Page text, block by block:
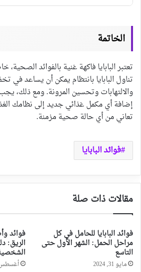
الخاتمة
تعتبر البابايا فاكهة غنية بالفوائد
تناول البابايا بانتظام يمكن أن يساعد في
والالتهابات وتحسين المرونة. ومع ذلك،
إضافة أي مكمل غذائي جديد إلى نظامك
تعاني من أي حالة صحية مزمنة.
فوائد البابايا
مقالات ذات صلة
فوائد البابايا للحامل في كل
مراحل الحمل: الشهر الأول حتى
التاسع
مايو 31, 2024
فوائد
الريق:
أغسطس 14,